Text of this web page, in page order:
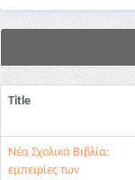
Title
Νέα Σχολικά Βιβλία:
εμπειρίες των